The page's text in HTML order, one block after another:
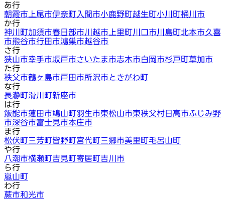
あ行
朝霞市 上尾市伊奈町入間市小鹿野町越生町小川町桶川市
か行
神川町加須市春日部市川越市 上里町川口市川島町北本市久喜
市熊谷市行田市鴻巣市越谷市
さ行
狭山市幸手市坂戸市さいたま市志木市白岡市杉戸町草加市
た行
秩父市鶴ヶ島市戸田市所沢市ときがわ町
な行
長瀞町滑川町新座市
は行
飯能市蓮田市鳩山町羽生市東松山市東秩父村日高市ふじみ野
市深谷市富士見市本庄市
ま行
松伏町三芳町皆野町宮代町三郷市美里町毛呂山町
や行
八潮市横瀬町吉見町寄居町吉川市
ら行
嵐山町
わ行
蕨市和光市